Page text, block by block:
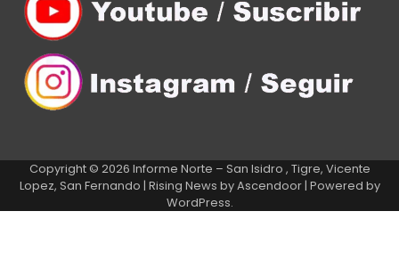
Copyright © 2026 Informe Norte – San Isidro , Tigre, Vicente
Lopez, San Fernando | Rising News byAscendoor| Powered by
WordPress.